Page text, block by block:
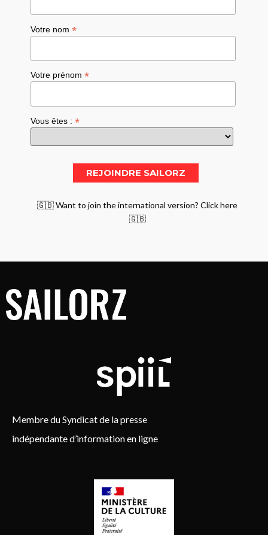
Votre nom*
Votre prénom*
Vous êtes :*
🇬🇧 Want to join the international version? Click here
🇬🇧
Membre du Syndicat de la presse
indépendante d’information en ligne